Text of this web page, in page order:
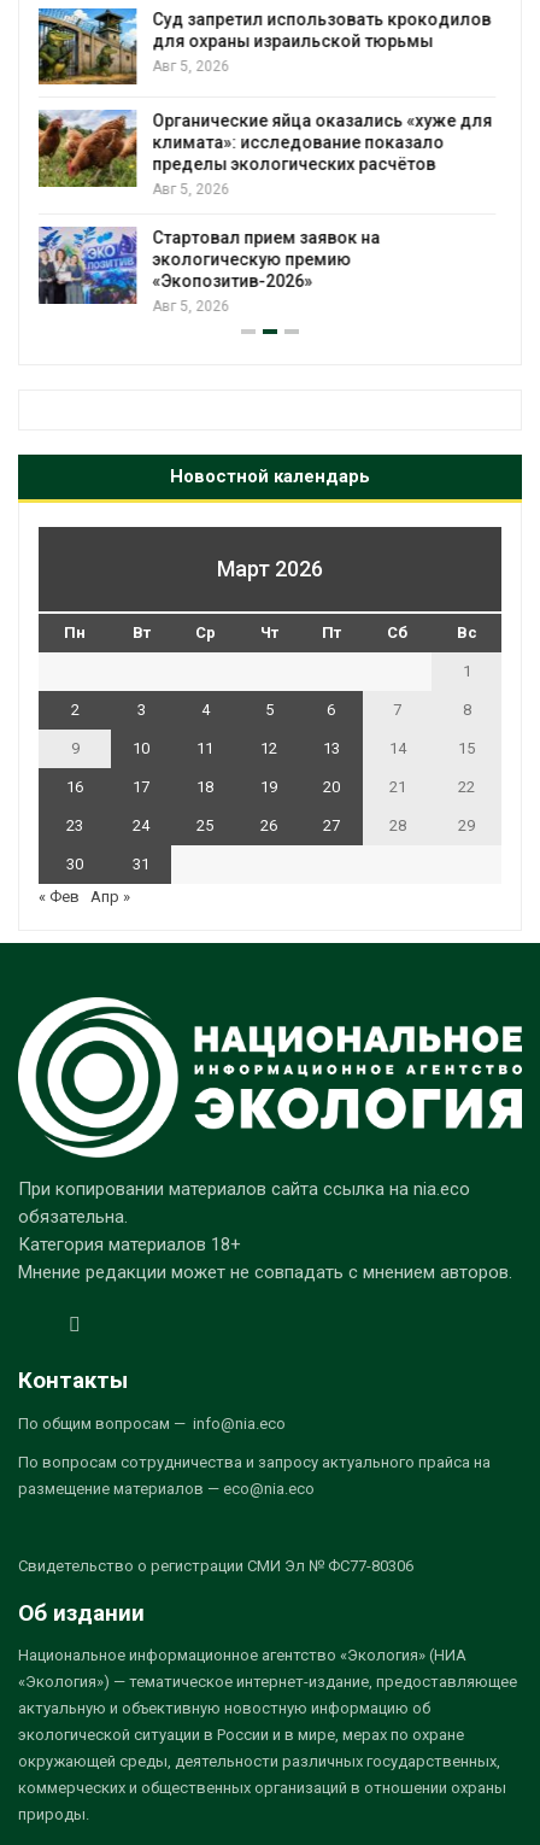
Микропластик обнаружили почти у всех
животных глубоководных
гидротермальных источников
В Пермском крае осудили фигурантов
дела о хищении средств на утилизации
строительных отходов
Авг 5, 2026
В Мурманске начали испытывать
подземную систему сбора отходов
Авг 5, 2026
Новостной календарь
Март 2026
Пн Вт Ср Чт Пт Сб Вс
1
2 3 4 5 6 7 8
9 10 11 12 13 14 15
16 17 18 19 20 21 22
23 24 25 26 27 28 29
30
31
« Фев
Апр »
При копировании материалов сайта ссылка на nia.eco
обязательна.
Категория материалов 18+
Мнение редакции может не совпадать с мнением авторов.
Контакты
По общим вопросам — info@nia.eco
По вопросам сотрудничества и запросу актуального прайса на
размещение материалов — eco@nia.eco
Свидетельство о регистрации СМИ Эл № ФС77-80306
Об издании
Национальное информационное агентство «Экология» (НИА
«Экология») — тематическое интернет-издание, предоставляющее
актуальную и объективную новостную информацию об
экологической ситуации в России и в мире, мерах по охране
окружающей среды, деятельности различных государственных,
коммерческих и общественных организаций в отношении охраны
природы.